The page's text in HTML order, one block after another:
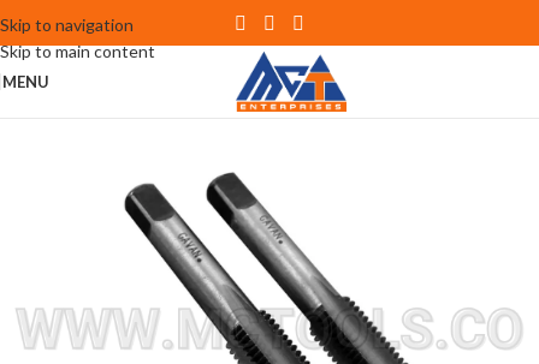
Skip to navigation
Skip to main content
MENU